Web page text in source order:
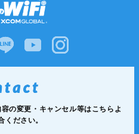
の変更・キャンセル等はこちらよ
ください。